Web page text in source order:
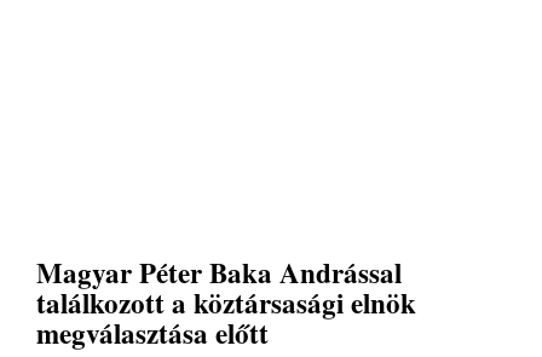
Magyar Péter Baka Andrással
találkozott a köztársasági elnök
megválasztása előtt